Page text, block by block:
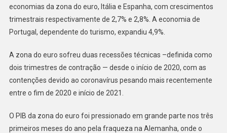
economias da zona do euro, Itália e Espanha, com crescimentos
trimestrais respectivamente de 2,7% e 2,8%. A economia de
Portugal, dependente do turismo, expandiu 4,9%.
A zona do euro sofreu duas recessões técnicas –definida como
dois trimestres de contração — desde o início de 2020, com as
contenções devido ao coronavírus pesando mais recentemente
entre o fim de 2020 e início de 2021.
O PIB da zona do euro foi pressionado em grande parte nos três
primeiros meses do ano pela fraqueza na Alemanha, onde o